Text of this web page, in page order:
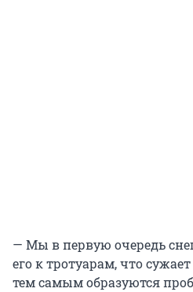
— Мы в первую очередь
его к тротуарам, что
тем самым образуются